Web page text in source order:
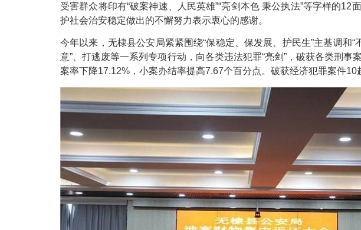
受害群众将印有“破案神速、人民英雄”“亮剑本色 秉公执法”等字样的
护社会治安稳定做出的不懈努力表示衷心的感谢。
今年以来，无棣县公安局紧紧围绕“保稳定、保发展、护民生”主基调和
意”、打逃废等一系列专项行动，向各类违法犯罪“亮剑”，破获各类刑
案率下降17.12%，小案办结率提高7.67个百分点。破获经济犯罪案件10